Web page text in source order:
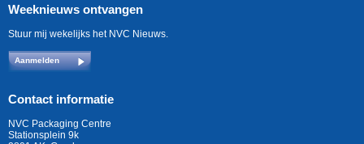
Weeknieuws ontvangen
Stuur mij wekelijks het NVC Nieuws.
Aanmelden
Contact informatie
NVC Packaging Centre
Stationsplein 9k